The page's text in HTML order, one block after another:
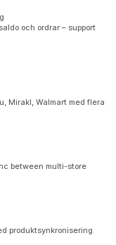
och ordrar – support
Mirakl, Walmart med flera
between multi-store
produktsynkronisering